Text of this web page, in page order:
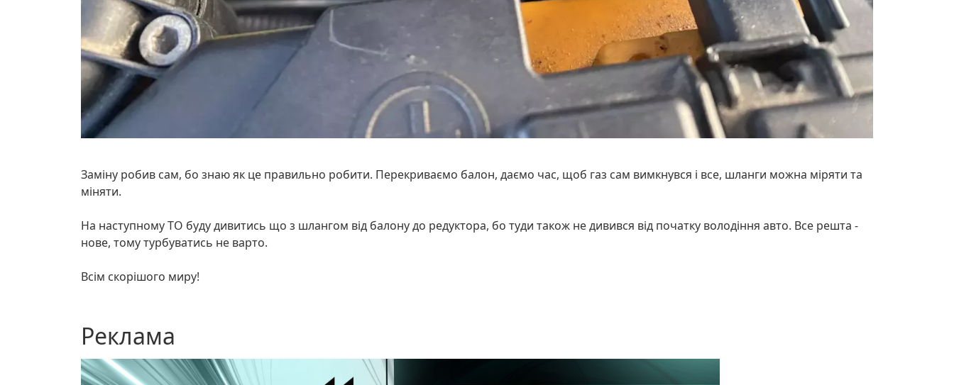
Заміну робив сам, бо знаю як це правильно робити. Перекриваємо балон, даємо час, щоб газ сам вимкнувся і все, шланги можна міряти та
міняти.
На наступному ТО буду дивитись що з шлангом від балону до редуктора, бо туди також не дивився від початку володіння авто. Все решта -
нове, тому турбуватись не варто.
Всім скорішого миру!
Реклама